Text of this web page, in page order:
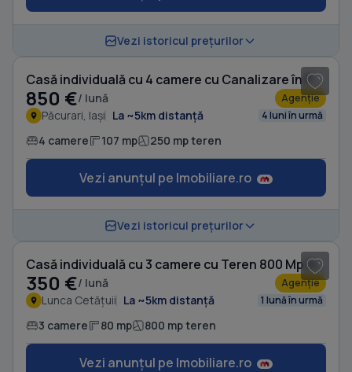
Vezi istoricul prețurilor
Casă individuală cu 4 camere cu Canalizare în Păcurari
850 €/ lună Agenție
Păcurari, Iași La ~5km distanță 4 luni în urmă
4 camere 107 mp 250 mp teren
Vezi anunțul pe Imobiliare.ro
Vezi istoricul prețurilor
Casă individuală cu 3 camere cu Teren 800 Mp în Lunca Cetățuii
350 €/ lună Agenție
Lunca Cetățuii La ~5km distanță 1 lună în urmă
3 camere 80 mp 800 mp teren
Vezi anunțul pe Imobiliare.ro